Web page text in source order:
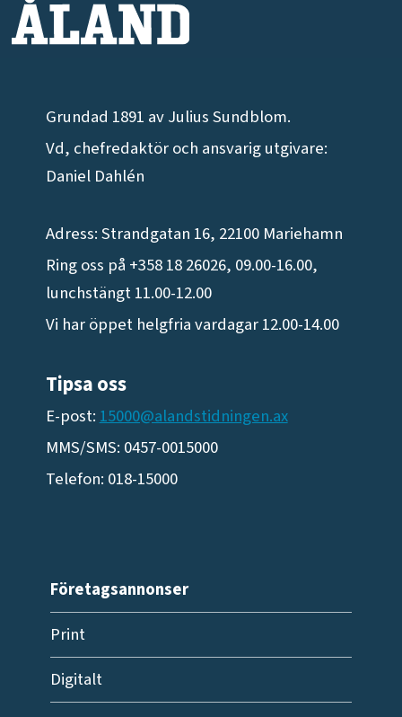
Grundad 1891 av Julius Sundblom.
Vd, chefredaktör och ansvarig utgivare:
Daniel Dahlén
Adress: Strandgatan 16, 22100 Mariehamn
Ring oss på +358 18 26026, 09.00-16.00,
lunchstängt 11.00-12.00
Vi har öppet helgfria vardagar 12.00-14.00
Tipsa oss
E-post:15000@alandstidningen.ax
MMS/SMS: 0457-0015000
Telefon: 018-15000
Företagsannonser
Print
Digitalt